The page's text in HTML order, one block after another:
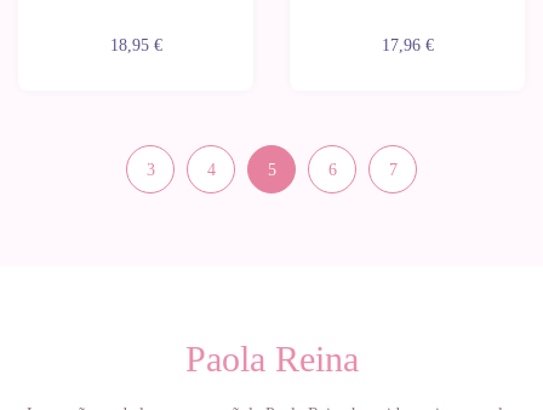
18,95 € 17,96 €
3 4 5 6 7
Paola Reina